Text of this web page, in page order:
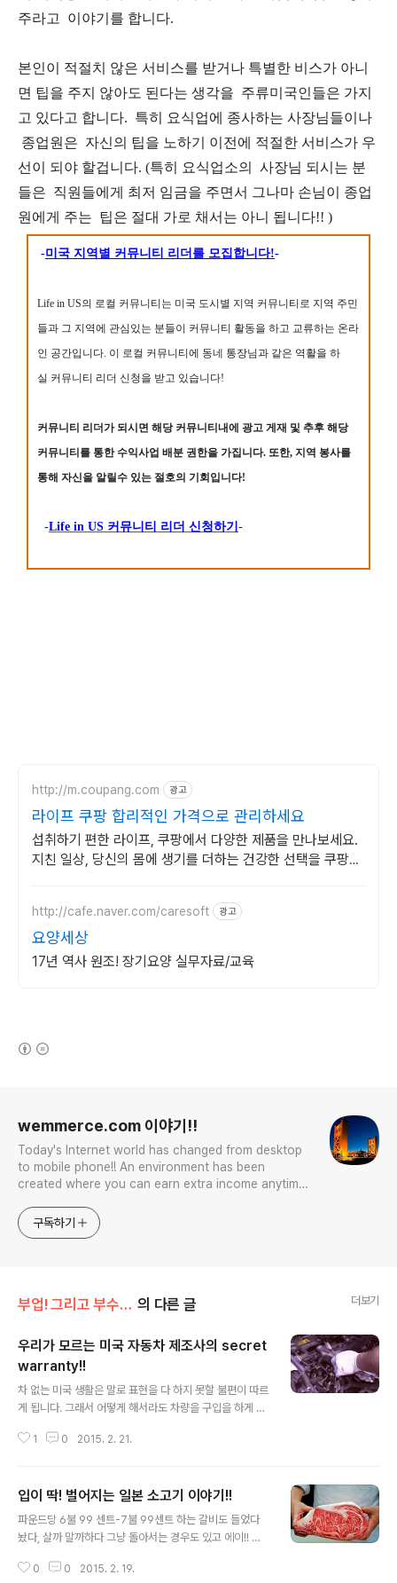
주라고 이야기를 합니다.
본인이 적절치 않은 서비스를 받거나 특별한 비스가 아니
면 팁을 주지 않아도 된다는 생각을 주류미국인들은 가지
고 있다고 합니다. 특히 요식업에 종사하는 사장님들이나
종업원은 자신의 팁을 노하기 이전에 적절한 서비스가 우
선이 되야 할겁니다. (특히 요식업소의 사장님 되시는 분
들은 직원들에게 최저 임금을 주면서 그나마 손님이 종업
원에게 주는 팁은 절대 가로 채서는 아니 됩니다!! )
-미국 지역별 커뮤니티 리더를 모집합니다!-
Life in US의 로컬 커뮤니티는 미국 도시별 지역 커뮤니티로 지역 주민
들과 그 지역에 관심있는 분들이 커뮤니티 활동을 하고 교류하는 온라
인 공간입니다. 이 로컬 커뮤니티에 동네 통장님과 같은 역활을 하
실 커뮤니티 리더 신청을 받고 있습니다!
커뮤니티 리더가 되시면 해당 커뮤니티내에 광고 게재 및 추후 해당
커뮤니티를 통한 수익사업 배분 권한을 가집니다. 또한, 지역 봉사를
통해 자신을 알릴수 있는 절호의 기회입니다!
-Life in US 커뮤니티 리더 신청하기 -
http://m.coupang.com 광고
라이프 쿠팡 합리적인 가격으로 관리하세요
섭취하기 편한 라이프, 쿠팡에서 다양한 제품을 만나보세요.
지친 일상, 당신의 몸에 생기를 더하는 건강한 선택을 쿠팡에
http://cafe.naver.com/caresoft 광고
요양세상
17년 역사 원조! 장기요양 실무자료/교육
wemmerce.com 이야기!!
Today's Internet world has changed from desktop
to mobile phone!! An environment has been
created where you can earn extra income anytime,
competition. Now let’s turn our eyes to the world!
You can enter
구독하기
부업! 그리고 부수입!! 의 다른 글 더보기
우리가 모르는 미국 자동차 제조사의 secret
warranty!!
차 없는 미국 생활은 말로 표현을 다 하지 못할 불편이 따르
게 됩니다. 그래서 어떻게 해서라도 차량을 구입을 하게 되
면 사람이 나이가 들게 되면 여기저기 쑤시고 아픈 것처럼
되는데, 이것도 매월 갚아야 하니 옺오죽하면 미국 생활은
한달 벌어서 이거저것 페이먼트를 하면 변기를 통해 내보
낸거 밖에 없다는 그런 우스개 소리가 있겠습니까? 잘나가
을 합니다. 전문가가 아닌 다음에 어디서 무슨 고장이 어떻
1 0 2015. 2. 21.
입이 딱! 벌어지는 일본 소고기 이야기!!
파운드당 6불 99 센트-7불 99센트 하는 갈비도 들었다
놨다, 살까 말까하다 그냥 돌아서는 경우도 있고 에이!! 잘
만 계산대로 향하면서 번민은 계속이 됩니다. 바로 우리 아
0 0 2015. 2. 19.